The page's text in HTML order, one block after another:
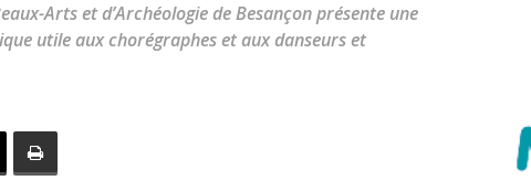
toute
Arts et d’Archéologie de Besançon présente une
utile aux chorégraphes et aux danseurs et